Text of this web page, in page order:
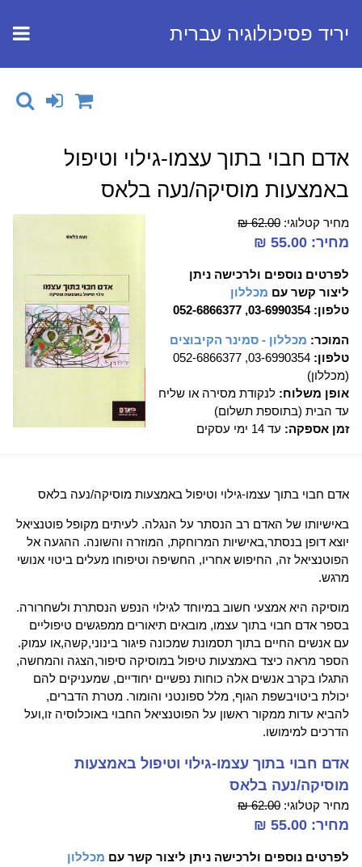
יריד פסיכולוגיה עברית
אדם חבוי בתוך עצמו-גילוי וטיפול
באמצעות מוסיקה/נעה בלאס
מחיר קטלוגי: 62.00 ₪
מחיר: 55.00 ₪
לפרטים נוספים ולרכישה ניתן
ליצור קשר עם מכללון
טלפון: 03-6990354, 052-6866377
המוכר: מכללון - סמינר הקיבוצים
טלפון:
03-6990354, 052-6866377
(מכללון)
אופן משלוח: לנקודת מסירה או שליח
עד הבית (בתוספת תשלום)
זמן אספקה: עד 14 ימי עסקים
אדם חבוי בתוך עצמו-גילוי וטיפול באמצעות מוסיקה/נעה בלאס
באישיותו של האדם רב הנסתר על הנגלה. לעיתים מקופל פוטנציאל
יוצא דופן בנסתר,באישיות המרוחקת, המוזרה והשונה. ההגעה אל
הפוטנציאל זה, החיפוש אחריו, החשיפה וטיפוחו מעלים ביטוי אנושי
מרגש.
מוסיקה היא אמצעי חשוב במיוחד לגילוי הנפש הנסתרת ולשחרורה.
בספר אדם חבוי בתוך עצמו, מובאים תיאורים ממפגשים טיפוליים
עם אנשים החיים בתוך תסמונת שמכונה פיגור בינוני,קשה,או עמוק.
הספר מראה כיצד באמצעות טיפול במוסיקה סיפור,הצגה והמחשה,
התגלו בקרב אנשים אלה כוחות נפשיים יחודיים, שמעניקים להם
יכולת ביטויבשפת הגוף, מלל ספונטני והומור. מטרת הדברים,
להביא עדות ממקור ראשון על הפוטנציאל החבוי באוכלוסיה זו,ועל
הדרכים למימושו.
אדם חבוי בתוך עצמו-גילוי וטיפול באמצעות
מוסיקה/נעה בלאס
מחיר קטלוגי: 62.00 ₪
מחיר: 55.00 ₪
לפרטים נוספים ולרכישה ניתן ליצור קשר עם מכללון